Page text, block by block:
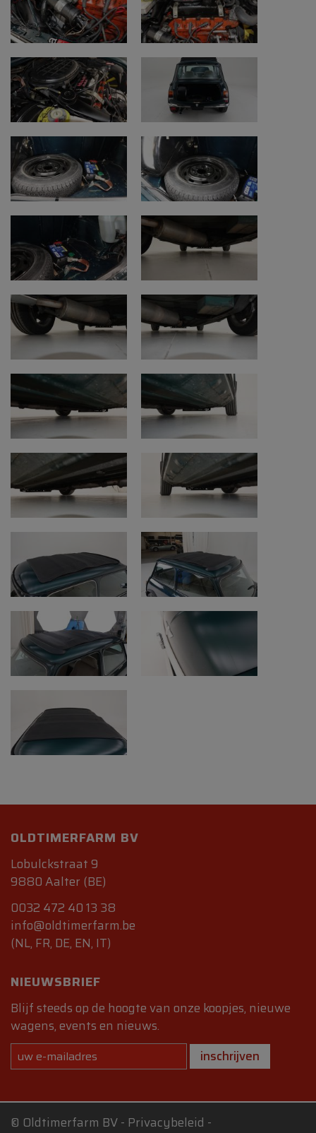
OLDTIMERFARM BV
Lobulckstraat 9
9880 Aalter (BE)
0032 472 40 13 38
info@oldtimerfarm.be
(NL, FR, DE, EN, IT)
NIEUWSBRIEF
Blijf steeds op de hoogte van onze koopjes, nieuwe
wagens, events en nieuws.
inschrijven
© Oldtimerfarm BV- Privacybeleid -